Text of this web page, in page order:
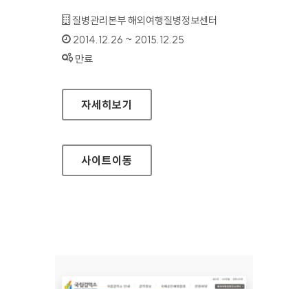
기관명 :
질병관리본부 해외여행질병정보센터
인증기간 :
2014.12.26 ~ 2015.12.25
상태 :
만료
질병관리본부 해외여행질병정보센터 홈페이지
자세히보기
사이트이동